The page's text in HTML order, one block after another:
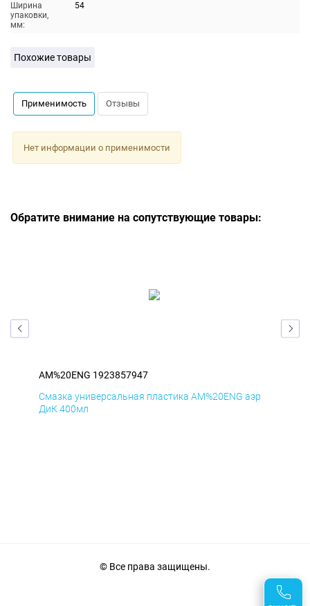
Ширина
упаковки,
мм:
54
Похожие товары
Применимость Отзывы
Нет информации о применимости
Обратите внимание на сопутствующие товары:
AM%20ENG 1923857947
Смазка универсальная пластика AM%20ENG аэр
ДиК 400мл
© Все права защищены.